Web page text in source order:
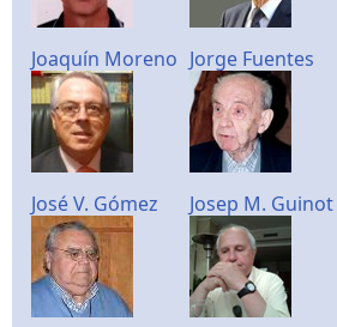
Joaquín Moreno Jorge Fuentes
José V. Gómez Josep M. Guinot